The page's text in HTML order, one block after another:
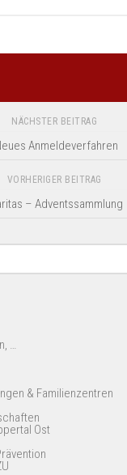
NÄCHSTER BEITRAG
Anmeldeverfahren
VORHERIGER BEITRAG
– Adventssammlung
…
& Familienzentren
Ost